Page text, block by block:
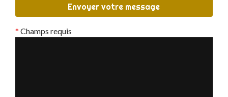
* Champs requis